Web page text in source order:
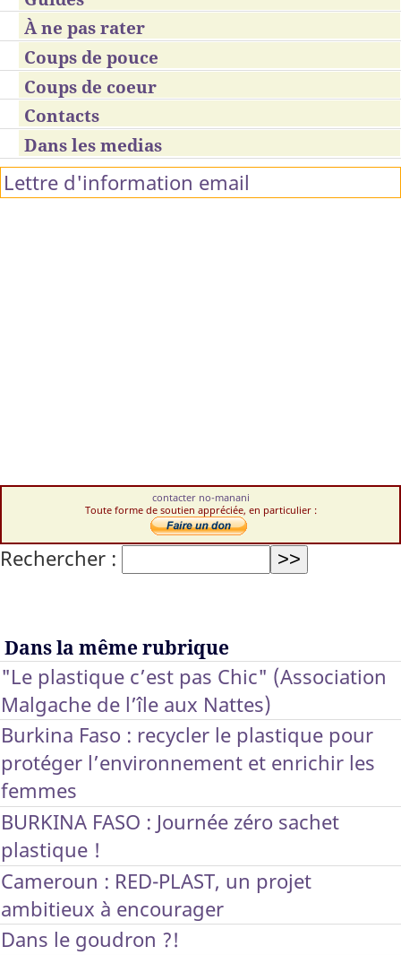
À ne pas rater
Coups de pouce
Coups de coeur
Contacts
Dans les medias
Lettre d'information email
contacter no-manani
Toute forme de soutien appréciée, en particulier :
Rechercher :
Dans la même rubrique
"Le plastique c’est pas Chic" (Association
Malgache de l’île aux Nattes)
Burkina Faso : recycler le plastique pour
protéger l’environnement et enrichir les
femmes
BURKINA FASO : Journée zéro sachet
plastique !
Cameroun : RED-PLAST, un projet
ambitieux à encourager
Dans le goudron ?!